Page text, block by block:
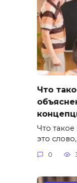
Что
Что
это
0